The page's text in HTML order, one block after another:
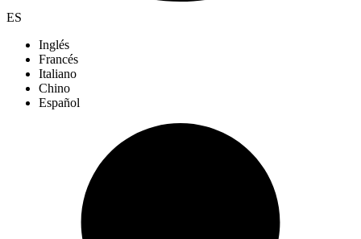
ES
Inglés
Francés
Italiano
Chino
Español